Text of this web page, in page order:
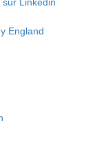
England